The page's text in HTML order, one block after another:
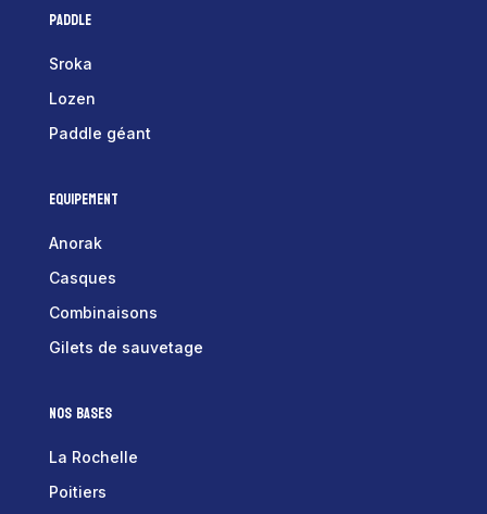
Paddle
Sroka
Lozen
Paddle géant
Equipement
Anorak
Casques
Combinaisons
Gilets de sauvetage
Nos bases
La Rochelle
Poitiers